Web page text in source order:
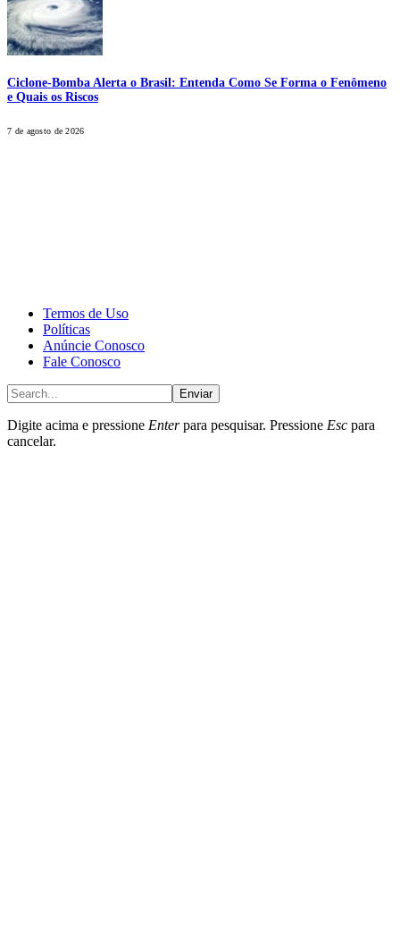
Ciclone-Bomba Alerta o Brasil: Entenda Como Se Forma o Fenômeno
e Quais os Riscos
7 de agosto de 2026
Termos de Uso
Políticas
Anúncie Conosco
Fale Conosco
Enviar
Digite acima e pressione Enterpara pesquisar. Pressione Esc para
cancelar.